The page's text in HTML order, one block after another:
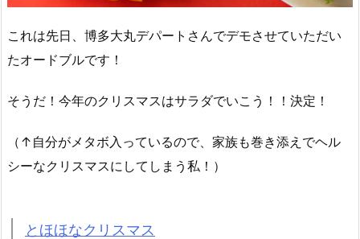
これは先日、博多大丸デパートさんでデモさせていただい
たオードブルです！
そうだ！今年のクリスマスはサラダでいこう！！決定！
（↑自分がメタボ入っているので、家族も巻き添えでヘル
シーなクリスマスにしてしまう私！）
とほほなクリスマス